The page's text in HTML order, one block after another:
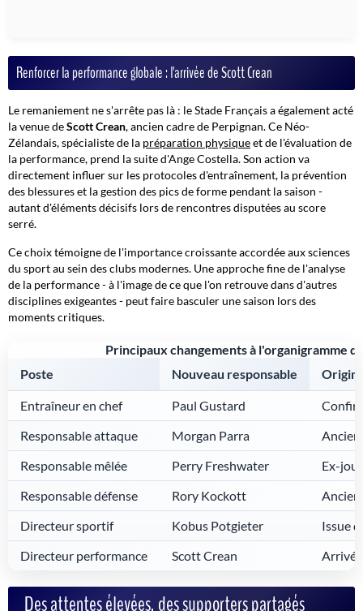
Renforcer la performance globale : l'arrivée de Scott Crean
Le remaniement ne s'arrête pas là : le Stade Français a également acté
la venue deScott Crean, ancien cadre de Perpignan. Ce Néo-
Zélandais, spécialiste de la préparation physiqueet de l'évaluation de
la performance, prend la suite d'Ange Costella. Son action va
directement influer sur les protocoles d'entraînement, la prévention
des blessures et la gestion des pics de forme pendant la saison -
autant d'éléments décisifs lors de rencontres disputées au score
serré.
Ce choix témoigne de l'importance croissante accordée aux sciences
du sport au sein des clubs modernes. Une approche fine de l'analyse
de la performance - à l'image de ce que l'on retrouve dans d'autres
disciplines exigeantes - peut faire basculer une saison lors des
moments critiques.
Principaux changements à l'organigramme
Poste
Nouveau responsable
Entraîneur en chef Paul Gustard
Responsable attaque
Morgan Parra
Responsable mêlée
Perry Freshwater
Ex-
Responsable défense
Rory Kockott
Directeur sportif
Kobus Potgieter
Issue
Directeur performance
Scott Crean
Des attentes élevées, des supporters partagés